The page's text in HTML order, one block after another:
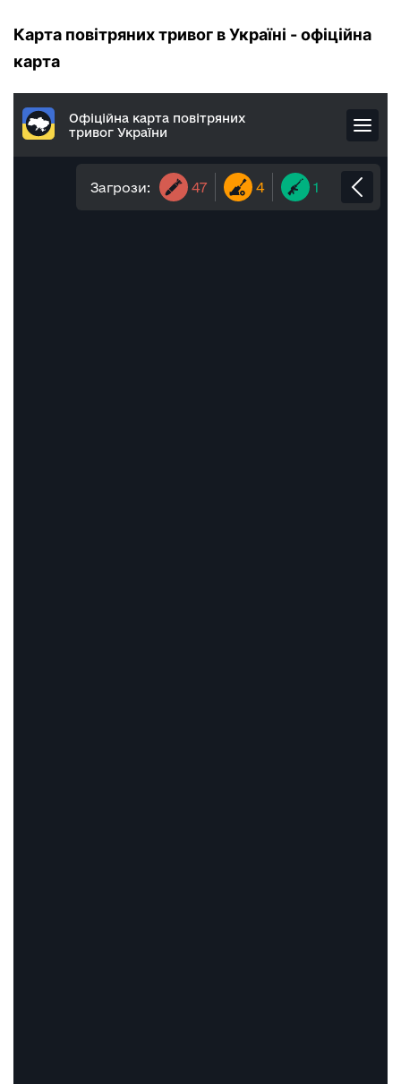
Карта повітряних тривог в Україні - офіційна
карта